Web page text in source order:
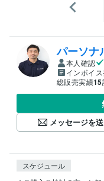
パーソ
本人確認
インボイ
総販売実績15
メッセージを
スケジュール